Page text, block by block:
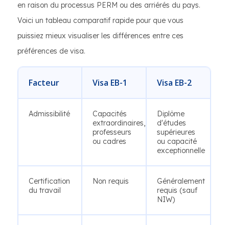
en raison du processus PERM ou des arriérés du pays.
Voici un tableau comparatif rapide pour que vous
puissiez mieux visualiser les différences entre ces
préférences de visa.
Facteur Visa EB-1 Visa EB-2
Admissibilité
Capacités
extraordinaires,
professeurs
ou cadres
Diplôme
d'études
supérieures
ou capacité
exceptionnelle
Certification
du travail
Non requis
Généralement
requis (sauf
NIW)